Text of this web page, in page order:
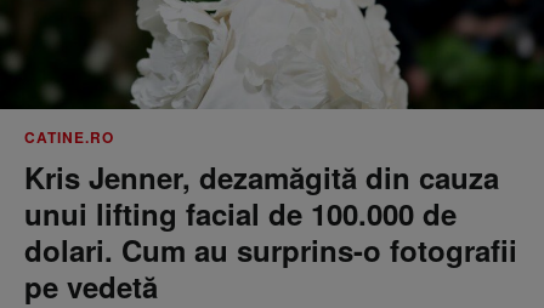
CATINE.RO
Kris Jenner, dezamăgită din cauza
unui lifting facial de 100.000 de
dolari. Cum au surprins-o fotografii
pe vedetă